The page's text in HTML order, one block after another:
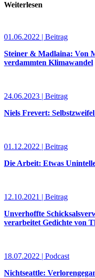
Weiterlesen
01.06.2022 | Beitrag
Steiner & Madlaina: Von
verdammten Klimawandel
24.06.2023 | Beitrag
Niels Frevert:
01.12.2022 | Beitrag
Die Arbeit: Etwas
12.10.2021 | Beitrag
Unverhoffte
verarbeitet Gedichte von
18.07.2022 | Podcast
Nichtseattle: